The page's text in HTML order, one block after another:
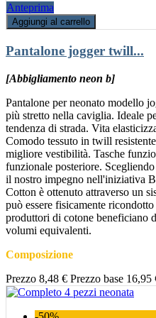
Anteprima
Aggiungi al carrello
Pantalone jogger twill...
[Abbigliamento neon b]
Pantalone per neonato modello
più stretto nella caviglia. Ideale
tendenza di strada. Vita
Comodo tessuto in twill
migliore vestibilità. Tasche
funzionale posteriore.
il nostro impegno nell'iniziativa
Cotton è ottenuto attraverso un
può essere fisicamente
produttori di cotone beneficiano
volumi equivalenti.
Composizione
Prezzo 8,48 € Prezzo base 16,95